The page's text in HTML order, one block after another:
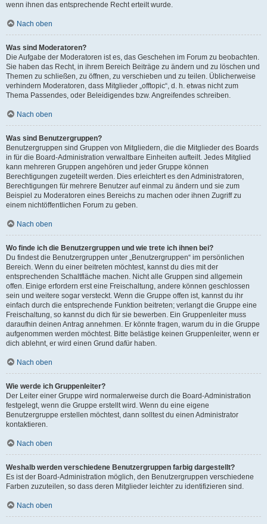
wenn ihnen das entsprechende Recht erteilt wurde.
Nach oben
Was sind Moderatoren?
Die Aufgabe der Moderatoren ist es, das Geschehen im Forum zu beobachten.
Sie haben das Recht, in ihrem Bereich Beiträge zu ändern und zu löschen und
Themen zu schließen, zu öffnen, zu verschieben und zu teilen. Üblicherweise
verhindern Moderatoren, dass Mitglieder „offtopic“, d. h. etwas nicht zum
Thema Passendes, oder Beleidigendes bzw. Angreifendes schreiben.
Nach oben
Was sind Benutzergruppen?
Benutzergruppen sind Gruppen von Mitgliedern, die die Mitglieder des Boards
in für die Board-Administration verwaltbare Einheiten aufteilt. Jedes Mitglied
kann mehreren Gruppen angehören und jeder Gruppe können
Berechtigungen zugeteilt werden. Dies erleichtert es den Administratoren,
Berechtigungen für mehrere Benutzer auf einmal zu ändern und sie zum
Beispiel zu Moderatoren eines Bereichs zu machen oder ihnen Zugriff zu
einem nichtöffentlichen Forum zu geben.
Nach oben
Wo finde ich die Benutzergruppen und wie trete ich ihnen bei?
Du findest die Benutzergruppen unter „Benutzergruppen“ im persönlichen
Bereich. Wenn du einer beitreten möchtest, kannst du dies mit der
entsprechenden Schaltfläche machen. Nicht alle Gruppen sind allgemein
offen. Einige erfordern erst eine Freischaltung, andere können geschlossen
sein und weitere sogar versteckt. Wenn die Gruppe offen ist, kannst du ihr
einfach durch die entsprechende Funktion beitreten; verlangt die Gruppe eine
Freischaltung, so kannst du dich für sie bewerben. Ein Gruppenleiter muss
daraufhin deinen Antrag annehmen. Er könnte fragen, warum du in die Gruppe
aufgenommen werden möchtest. Bitte belästige keinen Gruppenleiter, wenn er
dich ablehnt, er wird einen Grund dafür haben.
Nach oben
Wie werde ich Gruppenleiter?
Der Leiter einer Gruppe wird normalerweise durch die Board-Administration
festgelegt, wenn die Gruppe erstellt wird. Wenn du eine eigene
Benutzergruppe erstellen möchtest, dann solltest du einen Administrator
kontaktieren.
Nach oben
Weshalb werden verschiedene Benutzergruppen farbig dargestellt?
Es ist der Board-Administration möglich, den Benutzergruppen verschiedene
Farben zuzuteilen, so dass deren Mitglieder leichter zu identifizieren sind.
Nach oben